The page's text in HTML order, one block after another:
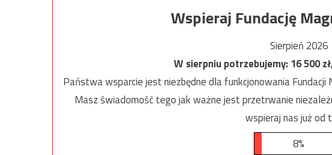
Wspieraj Fundację
Sierpień 2026
W sierpniu potrzebujemy:16 500
Państwa wsparcie jest niezbędne dla funkcjonowania Fundacji
Masz świadomość tego jak ważne jest przetrwanie
wspieraj nas już od
8%